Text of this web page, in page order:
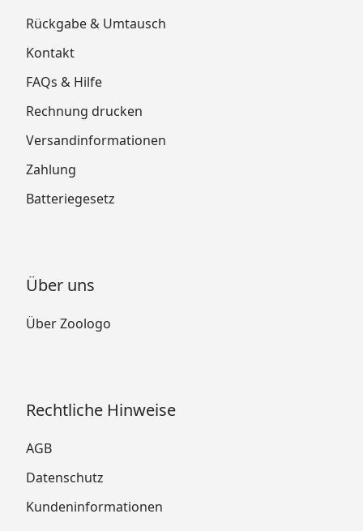
Rückgabe & Umtausch
Kontakt
FAQs & Hilfe
Rechnung drucken
Versandinformationen
Zahlung
Batteriegesetz
Über uns
Über Zoologo
Rechtliche Hinweise
AGB
Datenschutz
Kundeninformationen